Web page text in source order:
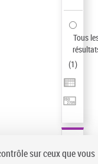
Tous
(1)
sur ceux que vous